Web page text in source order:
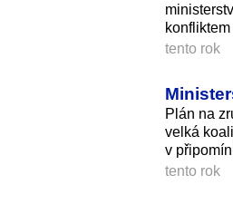
tento rok
Plán na
velká
v
tento rok